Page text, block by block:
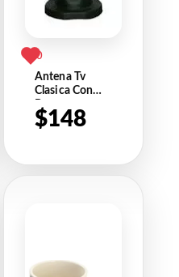
0
Antena Tv
Clasica Con
Base
$148